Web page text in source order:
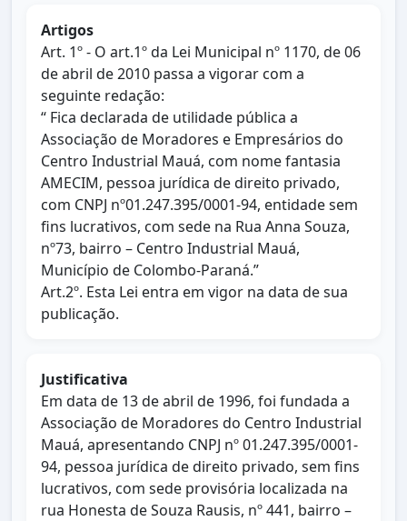
Artigos
Art. 1º - O art.1º da Lei Municipal nº 1170, de 06
de abril de 2010 passa a vigorar com a
seguinte redação:
“ Fica declarada de utilidade pública a
Associação de Moradores e Empresários do
Centro Industrial Mauá, com nome fantasia
AMECIM, pessoa jurídica de direito privado,
com CNPJ nº01.247.395/0001-94, entidade sem
fins lucrativos, com sede na Rua Anna Souza,
nº73, bairro – Centro Industrial Mauá,
Município de Colombo-Paraná.”
Art.2º. Esta Lei entra em vigor na data de sua
publicação.
Justificativa
Em data de 13 de abril de 1996, foi fundada a
Associação de Moradores do Centro Industrial
Mauá, apresentando CNPJ nº 01.247.395/0001-
94, pessoa jurídica de direito privado, sem fins
lucrativos, com sede provisória localizada na
rua Honesta de Souza Rausis, nº 441, bairro –